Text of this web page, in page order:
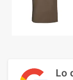
Lo